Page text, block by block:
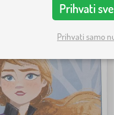
Prihvati
Prihvati samo